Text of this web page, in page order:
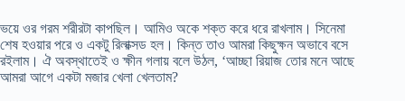
ভয়ে ওর গরম শরীরটা কাপছিল। আমিও অকে শক্ত করে ধরে রাখলাম। সিনেমা
শেষ হওয়ার পরে ও একটু রিলাক্সড হল। কিন্ত তাও আমরা কিছুক্ষন অভাবে বসে
রইলাম। ঐ অবস্থাতেই ও ক্ষীন গলায় বলে উঠল, ‘আচ্ছা রিয়াজ তোর মনে আছে
আমরা আগে একটা মজার খেলা খেলতাম?